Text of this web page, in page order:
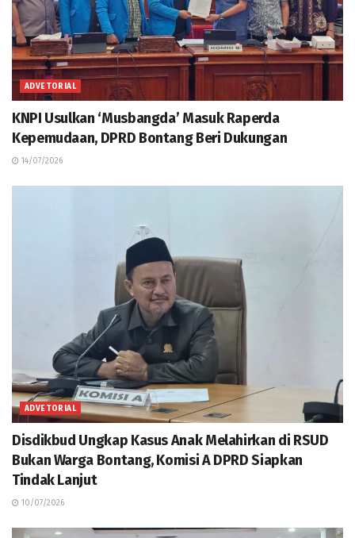
ADVETORIAL
KNPI Usulkan ‘Musbangda’ Masuk Raperda
Kepemudaan, DPRD Bontang Beri Dukungan
14/07/2026
ADVETORIAL
Disdikbud Ungkap Kasus Anak Melahirkan di RSUD
Bukan Warga Bontang, Komisi A DPRD Siapkan
Tindak Lanjut
10/07/2026